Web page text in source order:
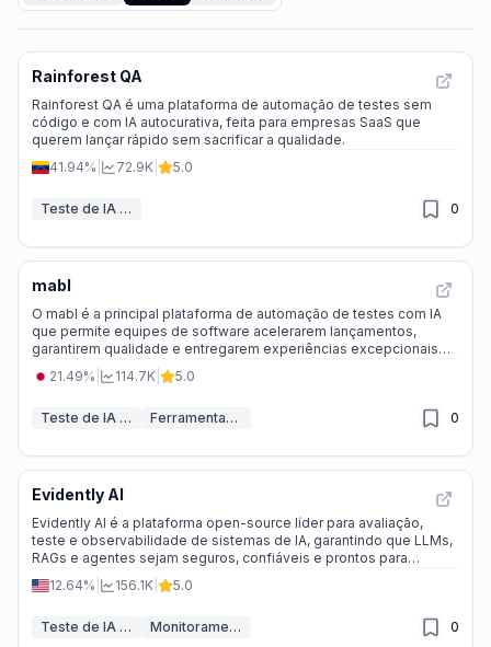
Rainforest QA
Rainforest QA é uma plataforma de automação de testes sem
código e com IA autocurativa, feita para empresas SaaS que
querem lançar rápido sem sacrificar a qualidade.
41.94%
72.9K 5.0
Teste de IA & QA 0
mabl
O mabl é a principal plataforma de automação de testes com IA
que permite equipes de software acelerarem lançamentos,
garantirem qualidade e entregarem experiências excepcionais
com testes que se criam, executam e se recuperam sozinhos.
21.49% 114.7K 5.0
Teste de IA & QA Ferramentas de Desenvolvimento IA 0
Evidently AI
Evidently AI é a plataforma open-source líder para avaliação,
teste e observabilidade de sistemas de IA, garantindo que LLMs,
RAGs e agentes sejam seguros, confiáveis e prontos para
produção.
12.64% 156.1K 5.0
Teste de IA & QA Monitoramento de modelo IA 0